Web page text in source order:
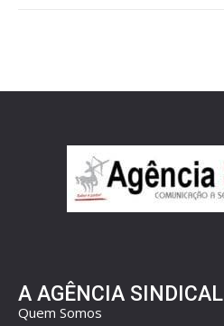
A AGÊNCIA SINDICAL
Quem Somos